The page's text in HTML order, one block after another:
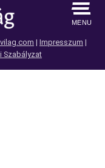
MENU
| Impresszum |
Szabályzat